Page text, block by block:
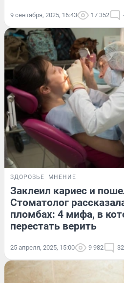
9 сентября, 2025, 16:43 17 352
ЗДОРОВЬЕ МНЕНИЕ
Заклеил кариес и
Стоматолог
пломбах: 4 мифа, в
перестать верить
25 апреля, 2025, 15:00 9 982 32